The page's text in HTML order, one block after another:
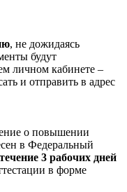
, не дожидаясь
будут
личном кабинете –
и отправить в адрес
о повышении
в Федеральный
3 рабочих дней
в форме